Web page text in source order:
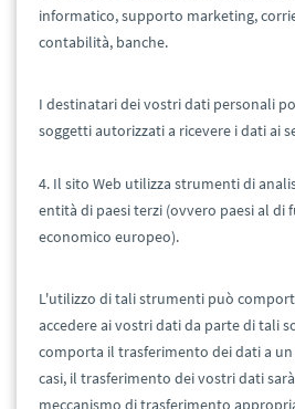
informatico, supporto marketing,
contabilità, banche.
I destinatari dei vostri dati personali
soggetti autorizzati a ricevere i dati ai
4. Il sito Web utilizza strumenti di
entità di paesi terzi (ovvero paesi al di
economico europeo).
L'utilizzo di tali strumenti può
accedere ai vostri dati da parte di tali
comporta il trasferimento dei dati a
casi, il trasferimento dei vostri dati
meccanismo di trasferimento